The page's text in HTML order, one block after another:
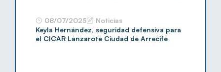
08/07/2025
Noticias
Keyla Hernández, seguridad defensiva para
el CICAR Lanzarote Ciudad de Arrecife